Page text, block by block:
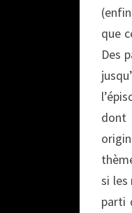
que
Des
dont
si les
parti